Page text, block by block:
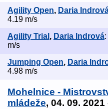
Agility Open, Daria
4.19 m/s
Agility Trial , Daria Indrová
m/s
Jumping Open, Daria
4.98 m/s
Mohelnice -
mládeže, 04. 09. 2021